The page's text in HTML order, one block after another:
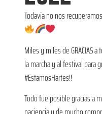
Todavía no nos
Miles y miles de GRACIAS
la marcha y al festival para
#EstamosHartes!!
Todo fue posible gracias a